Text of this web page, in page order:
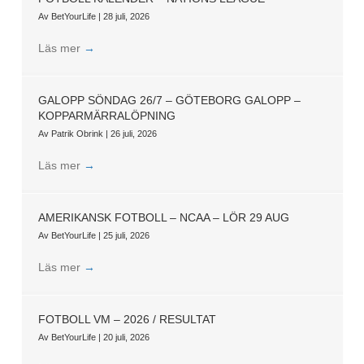
Av BetYourLife | 28 juli, 2026
Läs mer →
GALOPP SÖNDAG 26/7 – GÖTEBORG GALOPP –
KOPPARMÄRRALÖPNING
Av Patrik Obrink | 26 juli, 2026
Läs mer →
AMERIKANSK FOTBOLL – NCAA – LÖR 29 AUG
Av BetYourLife | 25 juli, 2026
Läs mer →
FOTBOLL VM – 2026 / RESULTAT
Av BetYourLife | 20 juli, 2026